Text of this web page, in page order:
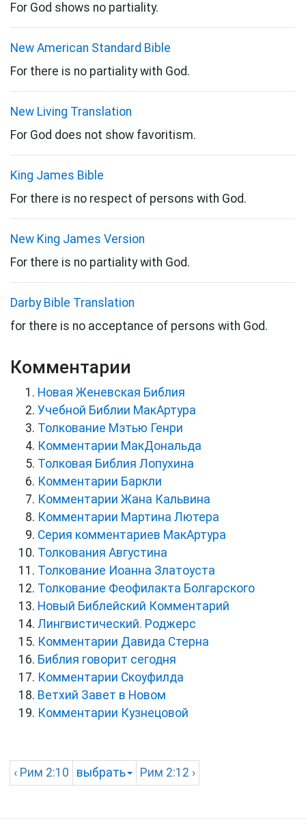
For God shows no partiality.
New American Standard Bible
For there is no partiality with God.
New Living Translation
For God does not show favoritism.
King James Bible
For there is no respect of persons with God.
New King James Version
For there is no partiality with God.
Darby Bible Translation
for there is no acceptance of persons with God.
Комментарии
Новая Женевская Библия
Учебной Библии МакАртура
Толкование Мэтью Генри
Комментарии МакДональда
Толковая Библия Лопухина
Комментарии Баркли
Комментарии Жана Кальвина
Комментарии Мартина Лютера
Серия комментариев МакАртура
Толкования Августина
Толкование Иоанна Златоуста
Толкование Феофилакта Болгарского
Новый Библейский Комментарий
Лингвистический. Роджерс
Комментарии Давида Стерна
Библия говорит сегодня
Комментарии Скоуфилда
Ветхий Завет в Новом
Комментарии Кузнецовой
‹ Рим 2:10 выбрать Рим 2:12 ›